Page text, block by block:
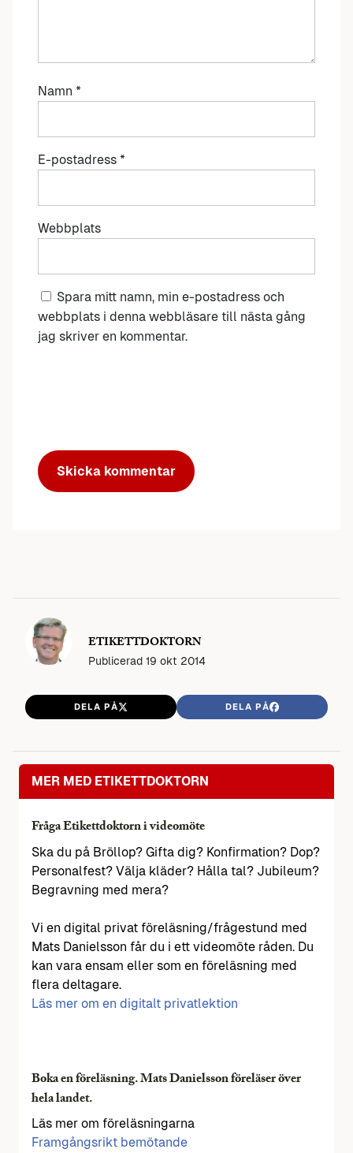
Namn *
E-postadress *
Webbplats
Spara mitt namn, min e-postadress och
webbplats i denna webbläsare till nästa gång
jag skriver en kommentar.
ETIKETTDOKTORN
Publicerad 19 okt 2014
DELA PÅ DELA PÅ
MER MED ETIKETTDOKTORN
Fråga Etikettdoktorn i videomöte
Ska du på Bröllop? Gifta dig? Konfirmation? Dop?
Personalfest? Välja kläder? Hålla tal? Jubileum?
Begravning med mera?
Vi en digital privat föreläsning/frågestund med
Mats Danielsson får du i ett videomöte råden. Du
kan vara ensam eller som en föreläsning med
flera deltagare.
Läs mer om en digitalt privatlektion
Boka en föreläsning. Mats Danielsson föreläser över
hela landet.
Läs mer om föreläsningarna
Framgångsrikt bemötande